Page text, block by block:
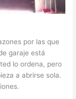
por las que
garaje está
lo ordena, pero
a abrirse sola.